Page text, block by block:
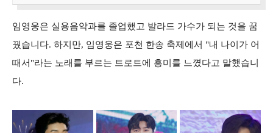
임영웅은 실용음악과를 졸업했고 발라드 가수가 되는 것을 꿈
꿨습니다. 하지만, 임영웅은 포천 한송 축제에서 "내 나이가 어
때서"라는 노래를 부르는 트로트에 흥미를 느꼈다고 말했습니
다.